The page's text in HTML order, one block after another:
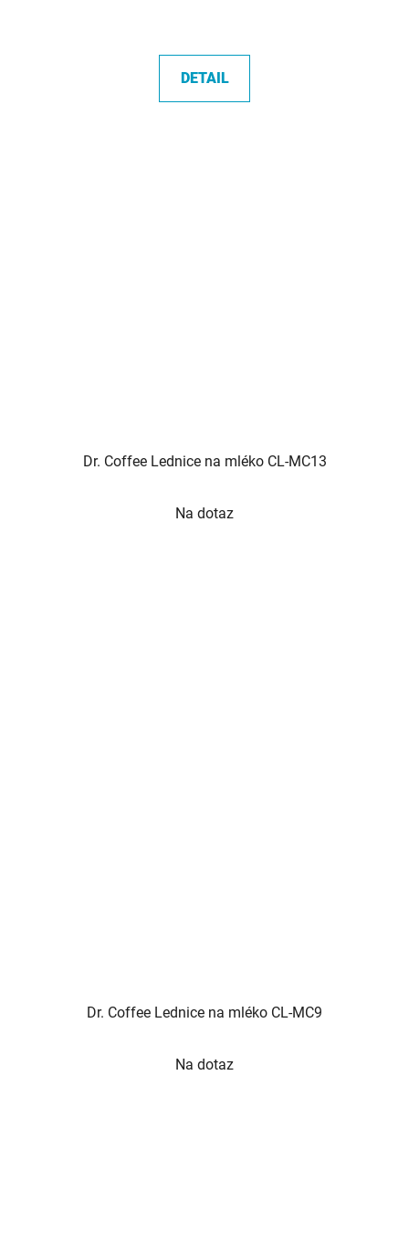
DETAIL
Dr. Coffee Lednice na mléko CL-MC13
Na dotaz
Dr. Coffee Lednice na mléko CL-MC9
Na dotaz